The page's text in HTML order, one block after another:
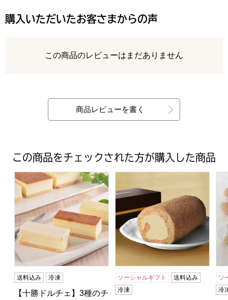
購入いただいたお客さまからの声
レビュー
この商品のレビューはまだありません
商品レビューを書く
この商品をチェックされた方が購入した商品
【十勝ドルチェ】3種のチーズケーキ(レアチーズケーキ
送料込み 冷凍
【十勝ドルチェ】3種のチ
ソーシャルギフト
送料込み
冷凍
ソ
冷